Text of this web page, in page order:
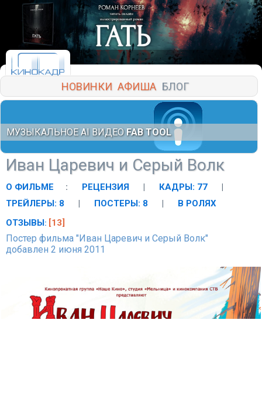
НОВИНКИ АФИША БЛОГ
МУЗЫКАЛЬНОЕ AI ВИДЕО FAB TOOL
Иван Царевич и Серый Волк
О ФИЛЬМЕ : РЕЦЕНЗИЯ | КАДРЫ: 77
|
ТРЕЙЛЕРЫ: 8
| ПОСТЕРЫ: 8 |
В РОЛЯХ
ОТЗЫВЫ: [13]
Постер фильма "Иван Царевич и Серый Волк"
добавлен 2 июня 2011